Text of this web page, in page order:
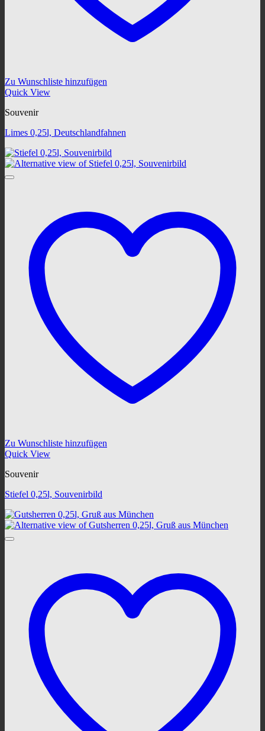
Zu Wunschliste hinzufügen
Quick View
Souvenir
Limes 0,25l, Deutschlandfahnen
Zu Wunschliste hinzufügen
Quick View
Souvenir
Stiefel 0,25l, Souvenirbild